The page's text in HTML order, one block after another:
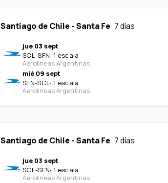
Santiago de Chile -Santa Fe 7 días
jue 03 sept
SCL-SFN· 1 escala
Aerolineas Argentinas
mié 09 sept
SFN-SCL· 1 escala
Aerolineas Argentinas
Santiago de Chile -Santa Fe 7 días
jue 03 sept
SCL-SFN· 1 escala
Aerolineas Argentinas